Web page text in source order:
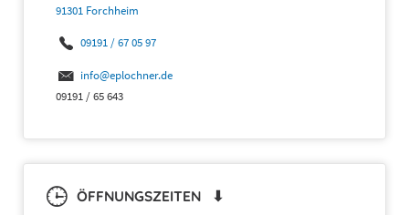
91301 Forchheim
09191 / 67 05 97
info@eplochner.de
09191 / 65 643
ÖFFNUNGSZEITEN ⬇